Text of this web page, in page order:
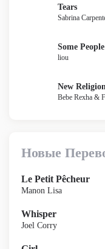
Tears
Sabrina
Some People
liou
New
Bebe Rexha &
Новые
Le Petit Pêcheur
Manon Lisa
Whisper
Joel Corry